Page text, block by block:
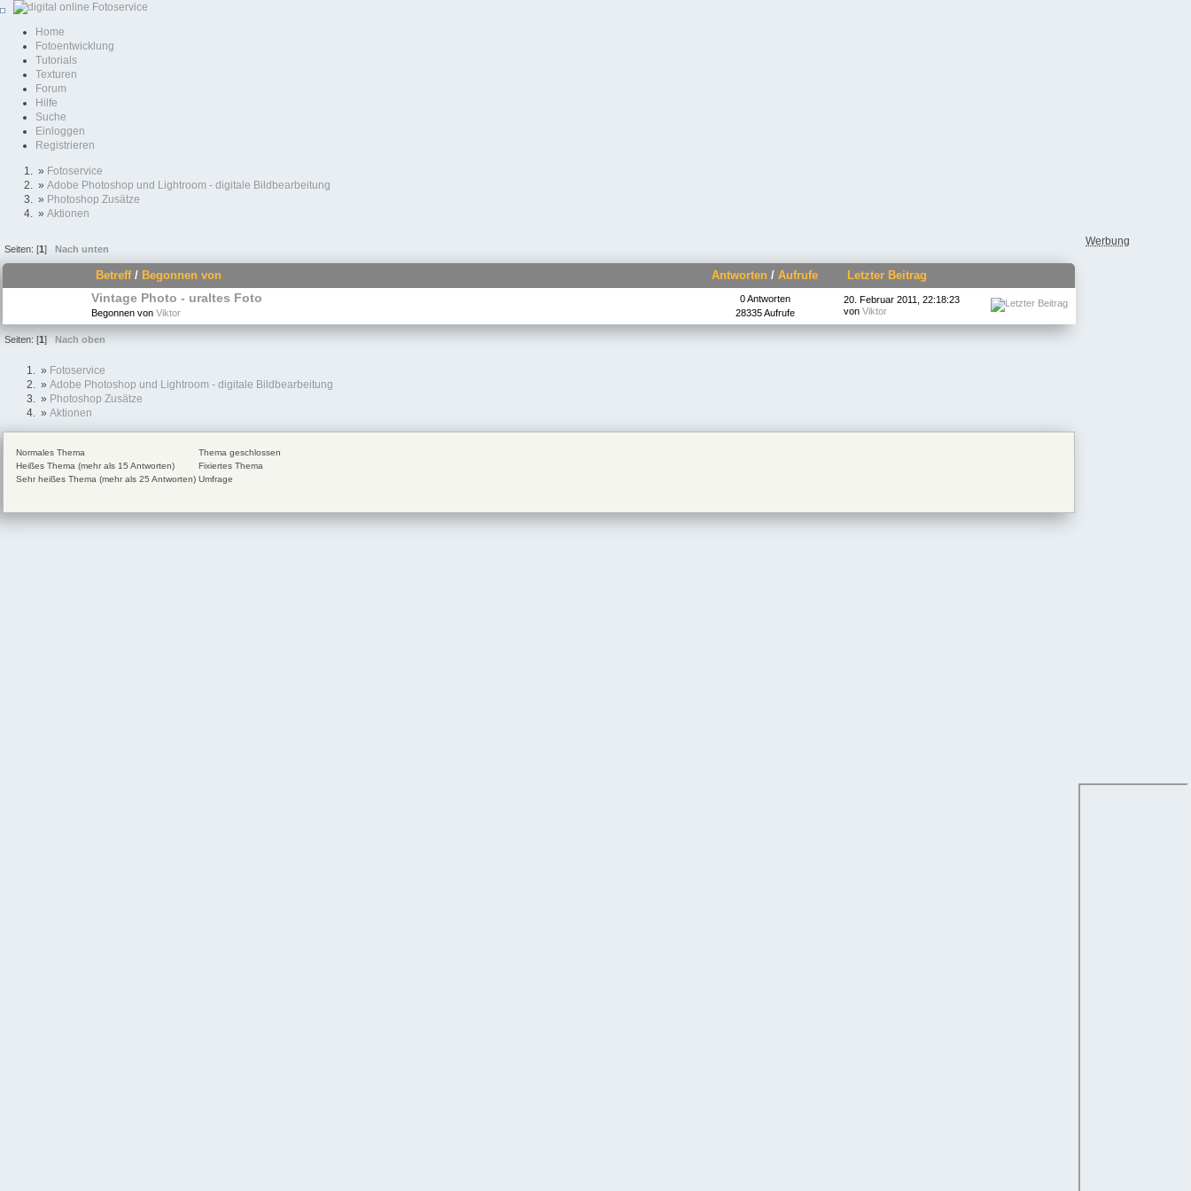
Home
Fotoentwicklung
Tutorials
Texturen
Forum
Hilfe
Suche
Einloggen
Registrieren
» Fotoservice
» Adobe Photoshop und Lightroom - digitale Bildbearbeitung
» Photoshop Zusätze
» Aktionen
Seiten: [1] Nach unten
Betreff/ Begonnen von Antworten / Aufrufe
Letzter Beitrag
Vintage Photo - uraltes Foto
Begonnen von Viktor
0 Antworten
28335 Aufrufe
20. Februar 2011, 22:18:23
von Viktor
Seiten: [1] Nach oben
» Fotoservice
» Adobe Photoshop und Lightroom - digitale Bildbearbeitung
» Photoshop Zusätze
» Aktionen
Normales Thema
Heißes Thema (mehr als 15 Antworten)
Sehr heißes Thema (mehr als 25 Antworten)
Thema geschlossen
Fixiertes Thema
Umfrage
Werbung